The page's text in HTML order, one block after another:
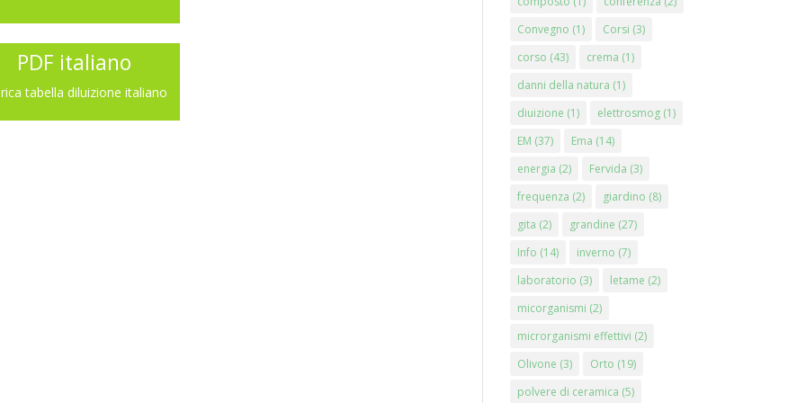
PDF italiano
tabella diluizione italiano
Convegno (1) Corsi (3)
corso (43) crema (1)
danni della natura (1)
diuizione (1) elettrosmog (1)
EM (37) Ema (14)
energia (2) Fervida (3)
frequenza (2) giardino (8)
gita (2) grandine (27)
Info (14) inverno (7)
laboratorio (3) letame (2)
micorganismi (2)
microrganismi effettivi (2)
Olivone (3) Orto (19)
polvere di ceramica (5)